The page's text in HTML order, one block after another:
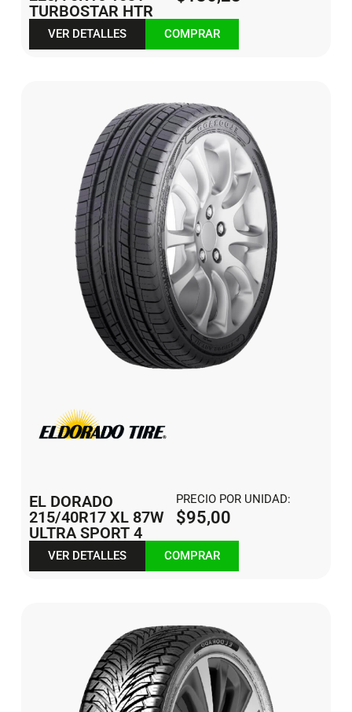
TURBOSTAR HTR
VER DETALLES COMPRAR
EL DORADO
215/40R17 XL 87W
ULTRA SPORT 4
PRECIO POR UNIDAD:
$95,00
VER DETALLES COMPRAR